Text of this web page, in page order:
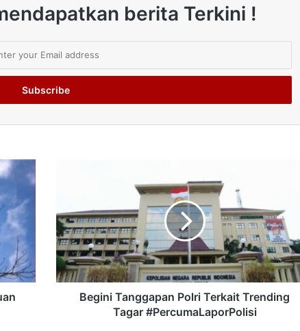
berita Terkini !
Begini Tanggapan Polri Terkait Trending
Tagar #PercumaLaporPolisi